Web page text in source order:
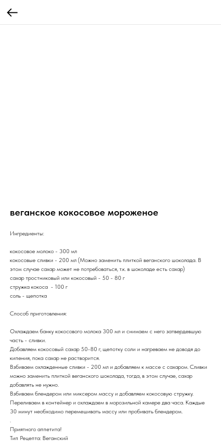
веганское кокосовое мороженое
Ингредиенты:
кокосовое молоко - 300 мл
кокосовые сливки - 200 мл (Можно заменить плиткой веганского шоколада. В
этом случае сахар может не потребоваться, т.к. в шоколаде есть сахар)
сахар тростниковый или кокосовый - 50 - 80 г
стружка кокоса - 100 г
соль - щепотка
Способ приготовления:
Охлаждаем банку кокосового молока 300 мл и снимаем с него затвердевшую
часть - сливки.
Добавляем кокосовый сахар 50-80 г, щепотку соли и нагреваем не доводя до
кипения, пока сахар не растворится.
Взбиваем охлажденные сливки - 200 мл и добавляем к массе с сахаром. Сливки
можно заменить плиткой веганского шоколада, тогда, в этом случае, сахар
добавлять не нужно.
Взбиваем блендером или миксером массу и добавляем кокосовую стружку.
Переливаем в контейнер и охлаждаем в морозильной камере два часа. Каждые
30 минут необходимо перемешивать массу или пробивать блендером.
.
Приятного аппетита!
Тип Рецепта: Веганский